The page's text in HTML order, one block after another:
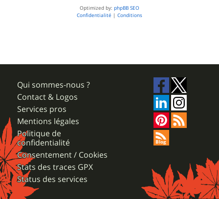
Optimized by: phpBB SEO
Confidentialité | Conditions
Qui sommes-nous ?
Contact & Logos
Services pros
Mentions légales
Politique de
confidentialité
Consentement / Cookies
Stats des traces GPX
Status des services